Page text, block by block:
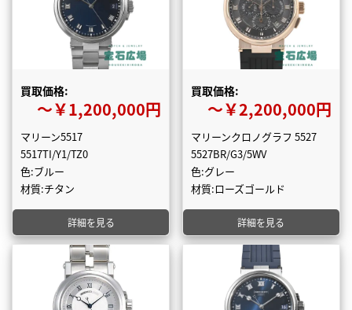
買取価格:
〜￥1,200,000円
マリーン5517
5517TI/Y1/TZ0
色:ブルー
材質:チタン
詳細を見る
買取価格:
〜￥2,200,000円
マリーンクロノグラフ 5527
5527BR/G3/5WV
色:グレー
材質:ローズゴールド
詳細を見る